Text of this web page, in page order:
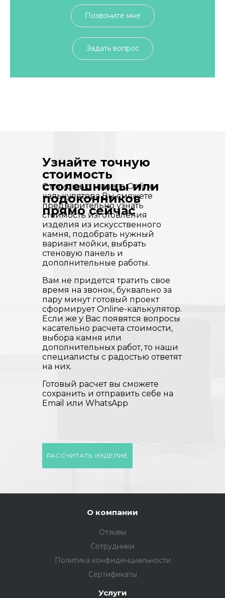
Позвоните мне
Задать вопрос
РАССЧИТАТЬ ИЗДЕЛИЕ
С помощью нашего Online-
калькулятора Вы сможете
предварительно узнать
стоимость изготовления
изделия из искусственного
камня, подобрать нужный
вариант мойки, выбрать
стеновую панель и
дополнительные работы.
Вам не придется тратить свое
время на звонок, буквально за
пару минут готовый проект
сформирует Online-калькулятор.
Если же у Вас появятся вопросы
касательно расчета стоимости,
выбора камня или
дополнительных работ, то наши
специалисты с радостью ответят
на них.
Готовый расчет вы сможете
сохранить и отправить себе на
Email или WhatsApp
Узнайте точную
стоимость
столешницы или
подоконников
прямо сейчас
О компании
Отзывы
Сотрудники
Политика конфиденциальности
Сертификаты
Услуги